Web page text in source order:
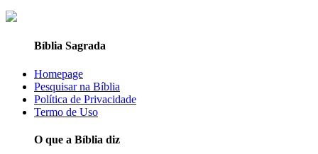
Bíblia Sagrada
Homepage
Pesquisar na Bíblia
Política de Privacidade
Termo de Uso
O que a Bíblia diz